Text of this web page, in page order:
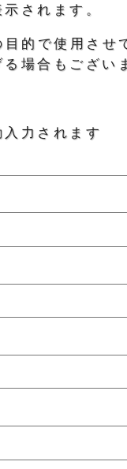
されます。
的で使用させ
場合もござい
力されます